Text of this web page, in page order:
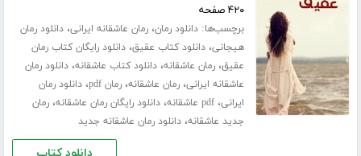
۴۲۰ صفحه
برچسب‌ها:دانلود رمان،رمان عاشقانه ایرانی،دانلود رمان
هیجانی،دانلود کتاب عقیق،دانلود رایگان کتاب رمان
عقیق،رمان عاشقانه،دانلود کتاب عاشقانه،دانلود رمان
عاشقانه ایرانی،رمان عاشقانه،رمان pdf ،دانلود رمان
ایرانی،pdf عاشقانه ،دانلود رایگان رمان عاشقانه،رمان
جدید عاشقانه،دانلود رمان عاشقانه جدید